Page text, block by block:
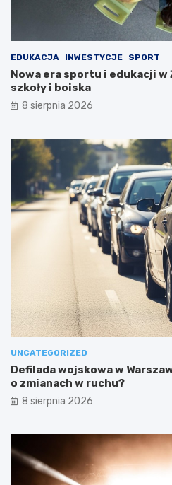
EDUKACJA INWESTYCJE SPORT
Nowa era sportu i edukacji
szkoły i boiska
8 sierpnia 2026
UNCATEGORIZED
Defilada wojskowa w
o zmianach w ruchu?
8 sierpnia 2026